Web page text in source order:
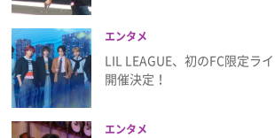
エンタメ
LIL LEAGUE、初のFC限定ラ
開催決定！
エンタメ